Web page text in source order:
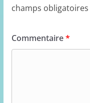
champs
Commentaire*